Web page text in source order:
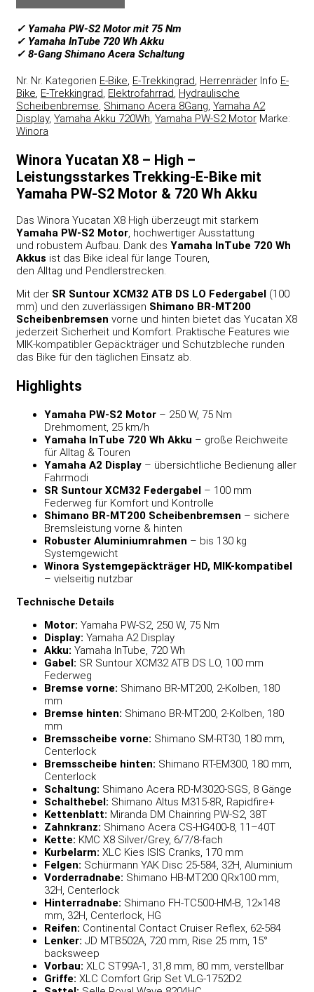
✓ Yamaha PW-S2 Motor mit 75 Nm
✓ Yamaha InTube 720 Wh Akku
✓ 8-Gang Shimano Acera Schaltung
Nr. Nr. Kategorien E-Bike, E-Trekkingrad, Herrenräder Info E-
Bike, E-Trekkingrad, Elektrofahrrad, Hydraulische
Scheibenbremse, Shimano Acera 8Gang, Yamaha A2
Display, Yamaha Akku 720Wh, Yamaha PW-S2 Motor Marke:
Winora
Winora Yucatan X8 – High –
Leistungsstarkes Trekking-E-Bike mit
Yamaha PW-S2 Motor & 720 Wh Akku
Das Winora Yucatan X8 High überzeugt mit starkem
Yamaha PW-S2 Motor , hochwertiger Ausstattung
und robustem Aufbau. Dank des Yamaha InTube 720 Wh
Akkus ist das Bike ideal für lange Touren,
den Alltag und Pendlerstrecken.
Mit der SR Suntour XCM32 ATB DS LO Federgabel (100
mm) und den zuverlässigen Shimano BR-MT200
Scheibenbremsen vorne und hinten bietet das Yucatan X8
jederzeit Sicherheit und Komfort. Praktische Features wie
MIK-kompatibler Gepäckträger und Schutzbleche runden
das Bike für den täglichen Einsatz ab.
Highlights
Yamaha PW-S2 Motor – 250 W, 75 Nm
Drehmoment, 25 km/h
Yamaha InTube 720 Wh Akku – große Reichweite
für Alltag & Touren
Yamaha A2 Display – übersichtliche Bedienung aller
Fahrmodi
SR Suntour XCM32 Federgabel – 100 mm
Federweg für Komfort und Kontrolle
Shimano BR-MT200 Scheibenbremsen – sichere
Bremsleistung vorne & hinten
Robuster Aluminiumrahmen – bis 130 kg
Systemgewicht
Winora Systemgepäckträger HD, MIK-kompatibel
– vielseitig nutzbar
Technische Details
Motor: Yamaha PW-S2, 250 W, 75 Nm
Display: Yamaha A2 Display
Akku: Yamaha InTube, 720 Wh
Gabel: SR Suntour XCM32 ATB DS LO, 100 mm
Federweg
Bremse vorne: Shimano BR-MT200, 2-Kolben, 180
mm
Bremse hinten: Shimano BR-MT200, 2-Kolben, 180
mm
Bremsscheibe vorne: Shimano SM-RT30, 180 mm,
Centerlock
Bremsscheibe hinten: Shimano RT-EM300, 180 mm,
Centerlock
Schaltung: Shimano Acera RD-M3020-SGS, 8 Gänge
Schalthebel: Shimano Altus M315-8R, Rapidfire+
Kettenblatt: Miranda DM Chainring PW-S2, 38T
Zahnkranz: Shimano Acera CS-HG400-8, 11–40T
Kette: KMC X8 Silver/Grey, 6/7/8-fach
Kurbelarm: XLC Kies ISIS Cranks, 170 mm
Felgen: Schürmann YAK Disc 25-584, 32H, Aluminium
Vorderradnabe: Shimano HB-MT200 QRx100 mm,
32H, Centerlock
Hinterradnabe: Shimano FH-TC500-HM-B, 12×148
mm, 32H, Centerlock, HG
Reifen: Continental Contact Cruiser Reflex, 62-584
Lenker: JD MTB502A, 720 mm, Rise 25 mm, 15°
backsweep
Vorbau: XLC ST99A-1, 31,8 mm, 80 mm, verstellbar
Griffe: XLC Comfort Grip Set VLG-1752D2